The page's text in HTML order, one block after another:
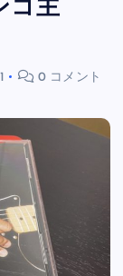
コ主
0 コメント